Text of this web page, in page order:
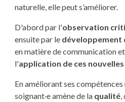
naturelle, elle peut s’améliorer.
D'abord par l'observation
ensuite par le développement
en matière de communication
l'application de ces
En améliorant ses compétences
soignant·e amène de la qualité,